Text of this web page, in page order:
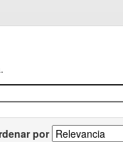
por